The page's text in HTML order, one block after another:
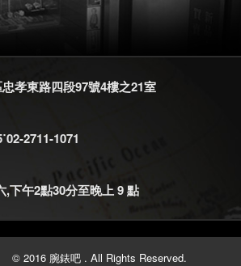
孝東路四段97號4樓之21室
2711-1071
下午2點30分至晚上 9 點
2016 腕錶吧 . All Rights Reserved.